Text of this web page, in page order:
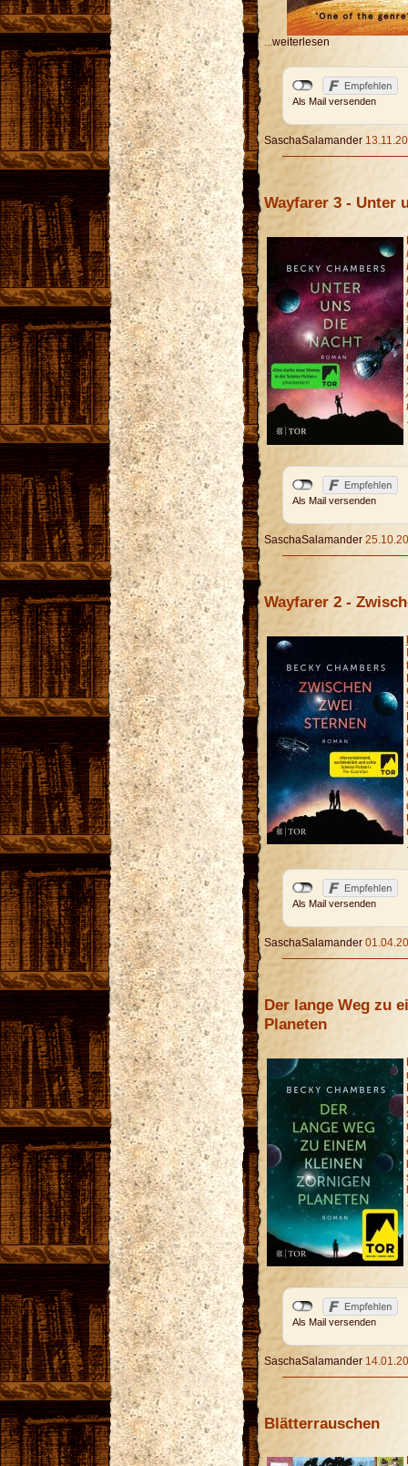
...weiterlesen
Als Mail versenden
SaschaSalamander
Wayfarer 3 - Unter
Als Mail versenden
SaschaSalamander
Wayfarer 2 -
Als Mail versenden
SaschaSalamander
Der lange Weg zu
Planeten
Als Mail versenden
SaschaSalamander
Blätterrauschen